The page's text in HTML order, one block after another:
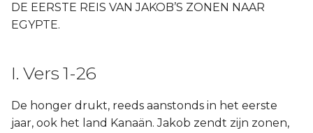
Lukas
Handelingen
Romeinen
DE EERSTE REIS VAN JAKOB’S ZONEN NAAR
EGYPTE.
I. Vers 1-26
De honger drukt, reeds aanstonds in het eerste
jaar, ook het land Kanaän. Jakob zendt zijn zonen,